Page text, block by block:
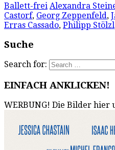
Ballett-frei Alexandra
Castorf, Georg Zeppenfeld,
Erras Cassado, Philipp Stölzl
Suche
Search for:
EINFACH ANKLICKEN!
WERBUNG! Die Bilder hier